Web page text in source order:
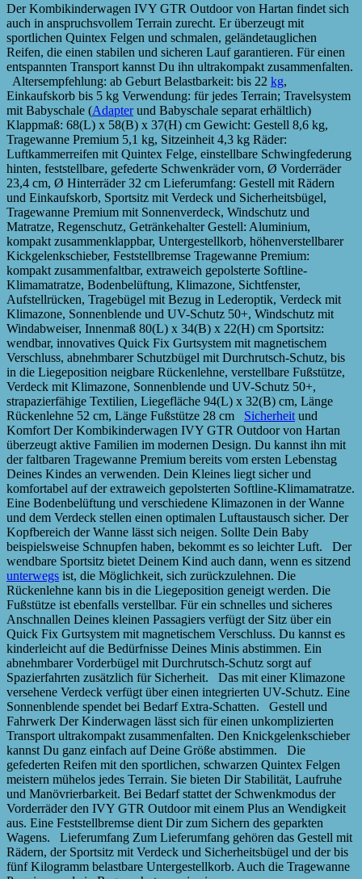
Der Kombikinderwagen IVY GTR Outdoor von Hartan findet sich
auch in anspruchsvollem Terrain zurecht. Er überzeugt mit
sportlichen Quintex Felgen und schmalen, geländetauglichen
Reifen, die einen stabilen und sicheren Lauf garantieren. Für einen
entspannten Transport kannst Du ihn ultrakompakt zusammenfalten.
Altersempfehlung: ab Geburt Belastbarkeit: bis 22 kg,
Einkaufskorb bis 5 kg Verwendung: für jedes Terrain; Travelsystem
mit Babyschale (Adapterund Babyschale separat erhältlich)
Klappmaß: 68(L) x 58(B) x 37(H) cm Gewicht: Gestell 8,6 kg,
Tragewanne Premium 5,1 kg, Sitzeinheit 4,3 kg Räder:
Luftkammerreifen mit Quintex Felge, einstellbare Schwingfederung
hinten, feststellbare, gefederte Schwenkräder vorn, Ø Vorderräder
23,4 cm, Ø Hinterräder 32 cm Lieferumfang: Gestell mit Rädern
und Einkaufskorb, Sportsitz mit Verdeck und Sicherheitsbügel,
Tragewanne Premium mit Sonnenverdeck, Windschutz und
Matratze, Regenschutz, Getränkehalter Gestell: Aluminium,
kompakt zusammenklappbar, Untergestellkorb, höhenverstellbarer
Kickgelenkschieber, Feststellbremse Tragewanne Premium:
kompakt zusammenfaltbar, extraweich gepolsterte Softline-
Klimamatratze, Bodenbelüftung, Klimazone, Sichtfenster,
Aufstellrücken, Tragebügel mit Bezug in Lederoptik, Verdeck mit
Klimazone, Sonnenblende und UV-Schutz 50+, Windschutz mit
Windabweiser, Innenmaß 80(L) x 34(B) x 22(H) cm Sportsitz:
wendbar, innovatives Quick Fix Gurtsystem mit magnetischem
Verschluss, abnehmbarer Schutzbügel mit Durchrutsch-Schutz, bis
in die Liegeposition neigbare Rückenlehne, verstellbare Fußstütze,
Verdeck mit Klimazone, Sonnenblende und UV-Schutz 50+,
strapazierfähige Textilien, Liegefläche 94(L) x 32(B) cm, Länge
Rückenlehne 52 cm, Länge Fußstütze 28 cm Sicherheit und
Komfort Der Kombikinderwagen IVY GTR Outdoor von Hartan
überzeugt aktive Familien im modernen Design. Du kannst ihn mit
der faltbaren Tragewanne Premium bereits vom ersten Lebenstag
Deines Kindes an verwenden. Dein Kleines liegt sicher und
komfortabel auf der extraweich gepolsterten Softline-Klimamatratze.
Eine Bodenbelüftung und verschiedene Klimazonen in der Wanne
und dem Verdeck stellen einen optimalen Luftaustausch sicher. Der
Kopfbereich der Wanne lässt sich neigen. Sollte Dein Baby
beispielsweise Schnupfen haben, bekommt es so leichter Luft. Der
wendbare Sportsitz bietet Deinem Kind auch dann, wenn es sitzend
unterwegs ist, die Möglichkeit, sich zurückzulehnen. Die
Rückenlehne kann bis in die Liegeposition geneigt werden. Die
Fußstütze ist ebenfalls verstellbar. Für ein schnelles und sicheres
Anschnallen Deines kleinen Passagiers verfügt der Sitz über ein
Quick Fix Gurtsystem mit magnetischem Verschluss. Du kannst es
kinderleicht auf die Bedürfnisse Deines Minis abstimmen. Ein
abnehmbarer Vorderbügel mit Durchrutsch-Schutz sorgt auf
Spazierfahrten zusätzlich für Sicherheit. Das mit einer Klimazone
versehene Verdeck verfügt über einen integrierten UV-Schutz. Eine
Sonnenblende spendet bei Bedarf Extra-Schatten. Gestell und
Fahrwerk Der Kinderwagen lässt sich für einen unkomplizierten
Transport ultrakompakt zusammenfalten. Den Knickgelenkschieber
kannst Du ganz einfach auf Deine Größe abstimmen. Die
gefederten Reifen mit den sportlichen, schwarzen Quintex Felgen
meistern mühelos jedes Terrain. Sie bieten Dir Stabilität, Laufruhe
und Manövrierbarkeit. Bei Bedarf stattet der Schwenkmodus der
Vorderräder den IVY GTR Outdoor mit einem Plus an Wendigkeit
aus. Eine Feststellbremse dient Dir zum Sichern des geparkten
Wagens. Lieferumfang Zum Lieferumfang gehören das Gestell mit
Rädern, der Sportsitz mit Verdeck und Sicherheitsbügel und der bis
fünf Kilogramm belastbare Untergestellkorb. Auch die Tragewanne